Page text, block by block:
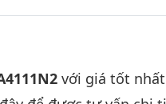
với giá tốt